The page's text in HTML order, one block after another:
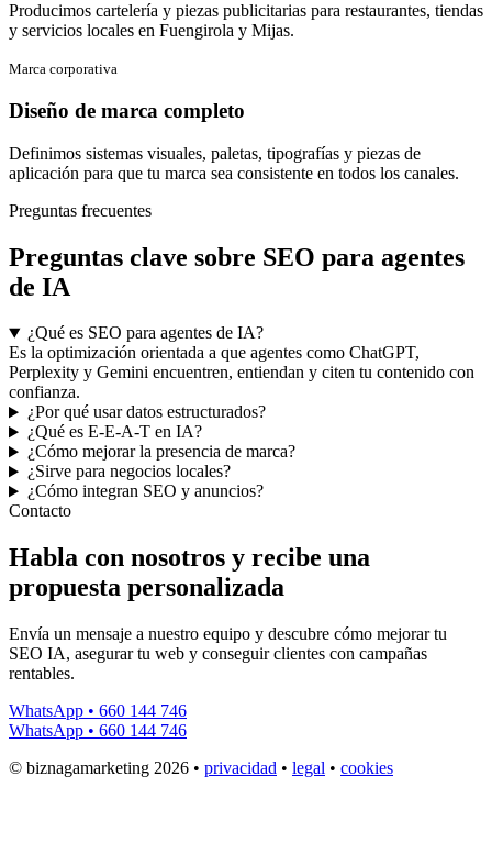
Producimos cartelería y piezas publicitarias para restaurantes, tiendas
y servicios locales en Fuengirola y Mijas.
Marca corporativa
Diseño de marca completo
Definimos sistemas visuales, paletas, tipografías y piezas de
aplicación para que tu marca sea consistente en todos los canales.
Preguntas frecuentes
Preguntas clave sobre SEO para agentes
de IA
¿Qué es SEO para agentes de IA?
Es la optimización orientada a que agentes como ChatGPT,
Perplexity y Gemini encuentren, entiendan y citen tu contenido con
confianza.
¿Por qué usar datos estructurados?
¿Qué es E-E-A-T en IA?
¿Cómo mejorar la presencia de marca?
¿Sirve para negocios locales?
¿Cómo integran SEO y anuncios?
Contacto
Habla con nosotros y recibe una
propuesta personalizada
Envía un mensaje a nuestro equipo y descubre cómo mejorar tu
SEO IA, asegurar tu web y conseguir clientes con campañas
rentables.
WhatsApp • 660 144 746
WhatsApp • 660 144 746
© biznagamarketing 2026 • privacidad • legal • cookies